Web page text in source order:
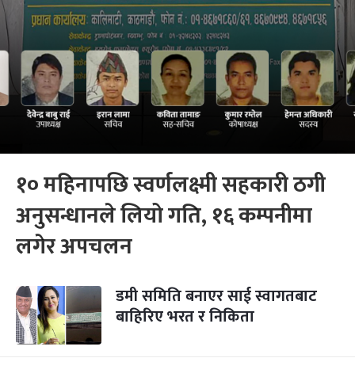
१० महिनापछि स्वर्णलक्ष्मी सहकारी ठगी
अनुसन्धानले लियो गति, १६ कम्पनीमा
लगेर अपचलन
डमी समिति बनाएर साई स्वागतबाट
बाहिरिए भरत र निकिता